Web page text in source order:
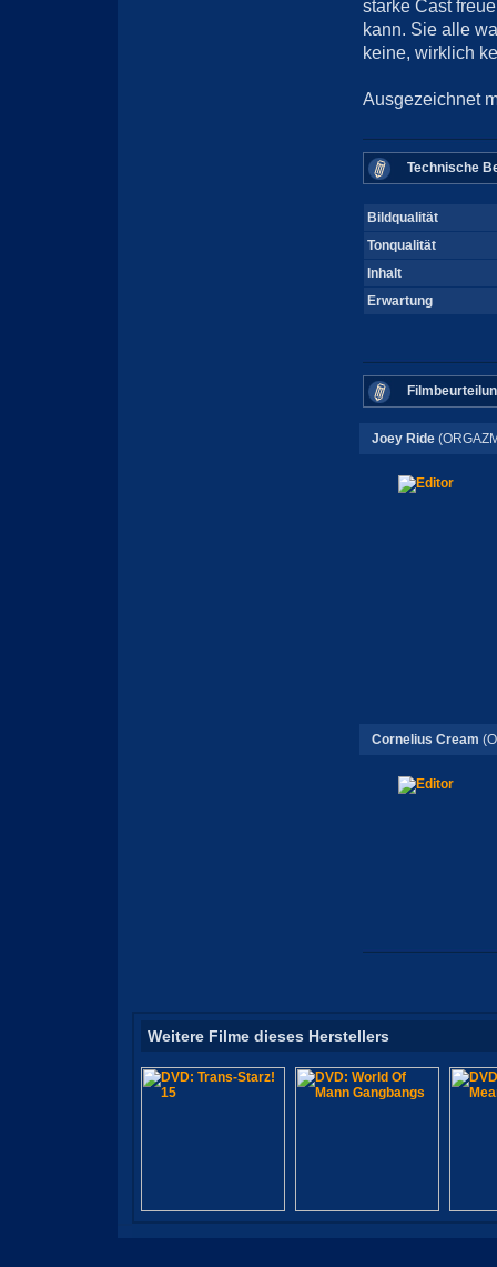
starke Cast
kann. Sie alle
keine, wirklich
Ausgezeichnet
Technische
Bildqualität
Tonqualität
Inhalt
Erwartung
Joey Ride
Cornelius Cream
Weitere Filme dieses Herstellers